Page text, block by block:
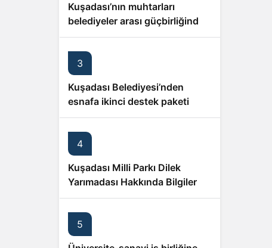
Kuşadası’nın muhtarları
belediyeler arası güçbirliğinden
memnun
3
Kuşadası Belediyesi’nden
esnafa ikinci destek paketi
4
Kuşadası Milli Parkı Dilek
Yarımadası Hakkında Bilgiler ve
Yorumlar
5